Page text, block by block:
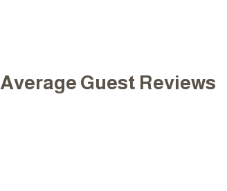
Average Guest Reviews